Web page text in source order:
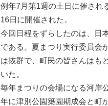
例年7月第1週の土日に催され
16日に開催された。
今回日程をずらしたのは、日
である。夏まつり実行委員会
は抜群で、町民の皆さんはも
いた。
毎年まつりの会場になる河岸
年に津別公園築園期成会と町